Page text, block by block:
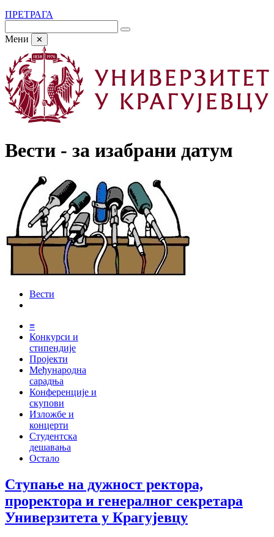
ПРЕТРАГА
Мени ✕
Вести - за изабрани датум
Вести
≡
Конкурси и
стипендије
Пројекти
Међународна
сарадња
Конференције и
скупови
Изложбе и
концерти
Студентска
дешавања
Остало
Ступање на дужност ректора,
проректора и генералног секретара
Универзитета у Крагујевцу